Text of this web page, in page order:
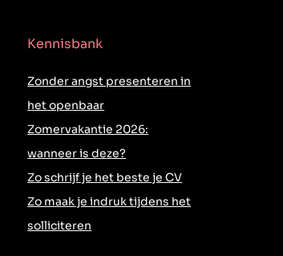
Kennisbank
Zonder angst presenteren in
het openbaar
Zomervakantie 2026:
wanneer is deze?
Zo schrijf je het beste je CV
Zo maak je indruk tijdens het
solliciteren